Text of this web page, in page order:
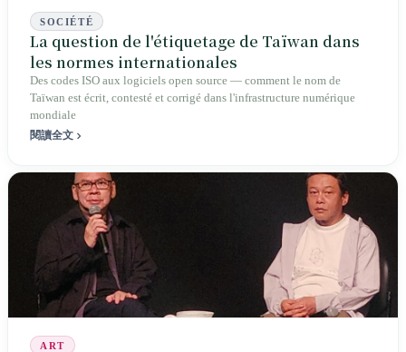
SOCIÉTÉ
La question de l'étiquetage de Taïwan dans
les normes internationales
Des codes ISO aux logiciels open source — comment le nom de
Taïwan est écrit, contesté et corrigé dans l'infrastructure numérique
mondiale
閱讀全文
ART